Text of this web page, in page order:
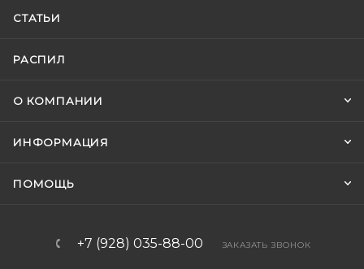
СТАТЬИ
РАСПИЛ
О КОМПАНИИ
ИНФОРМАЦИЯ
ПОМОЩЬ
+7 (928) 035-88-00 ЗАКАЗАТЬ ЗВОНОК